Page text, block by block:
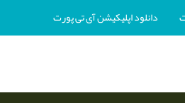
دانلود اپلیکیشن آی تی پورت